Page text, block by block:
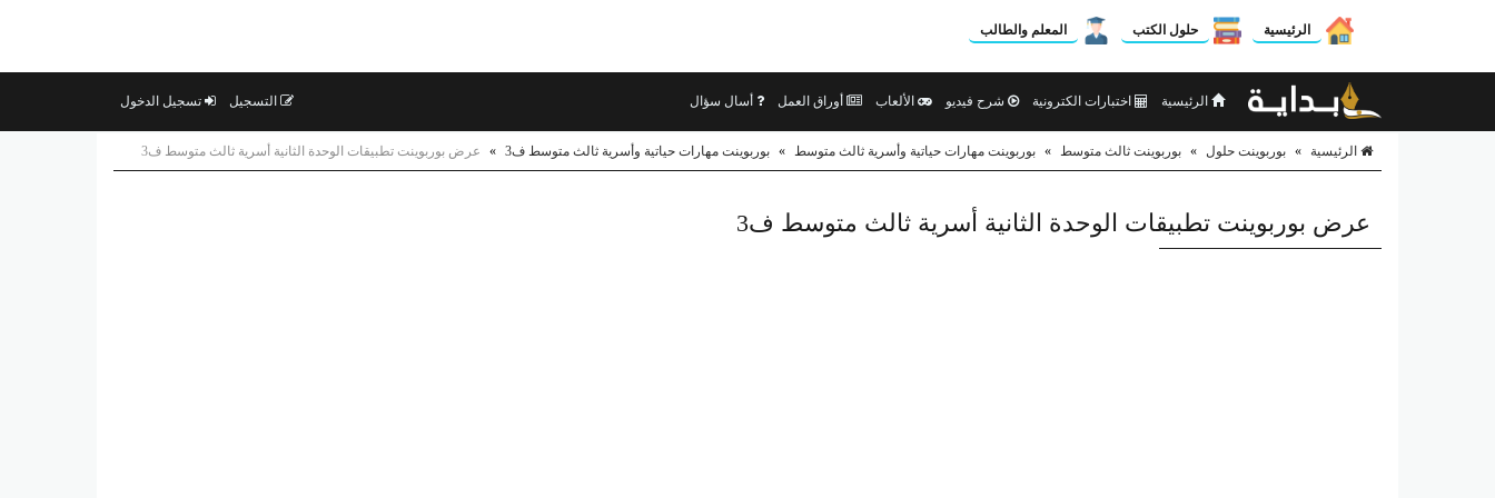
الرئيسية حلول الكتب المعلم والطالب
الرئيسية اختبارات الكترونية شرح فيديو الألعاب أوراق العمل أسال سؤال التسجيل تسجيل الدخول
الرئيسية » بوربوينت حلول » بوربوينت ثالث متوسط » بوربوينت مهارات حياتية وأسرية ثالث متوسط » بوربوينت مهارات حياتية وأسرية ثالث متوسط ف3 » عرض بوربوينت تطبيقات الوحدة الثانية أسرية ثالث متوسط ف3
عرض بوربوينت تطبيقات الوحدة الثانية أسرية ثالث متوسط ف3